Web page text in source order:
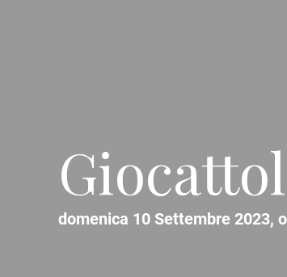
domenica 10 Settembre 2023,